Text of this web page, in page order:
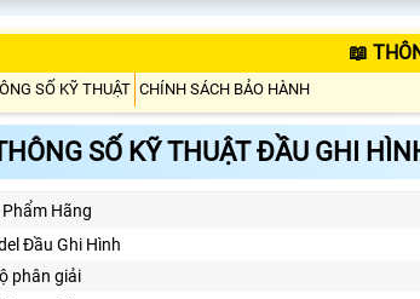
📖
SỐ KỸ THUẬT CHÍNH SÁCH BẢO HÀNH
SỐ KỸ THUẬT ĐẦU GHI
Phẩm Hãng
Đầu Ghi Hình
phân giải